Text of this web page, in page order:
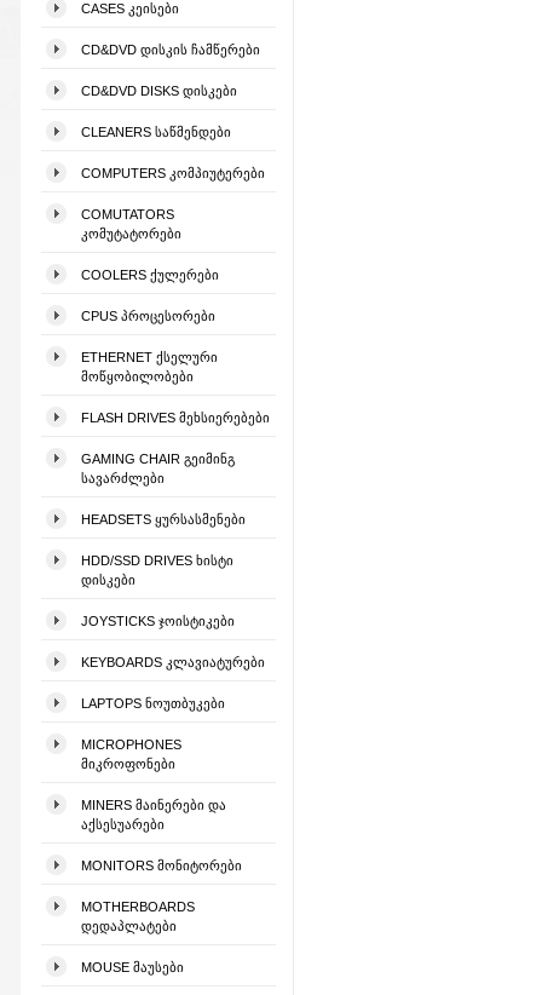
CASES ᲙᲔᲘᲡᲔᲑᲘ
CD&DVD ᲓᲘᲡᲙᲘᲡ ᲩᲐᲛᲬᲔᲠᲔᲑᲘ
CD&DVD DISKS ᲓᲘᲡᲙᲔᲑᲘ
CLEANERS ᲡᲐᲬᲛᲔᲜᲓᲔᲑᲘ
COMPUTERS ᲙᲝᲛᲞᲘᲣᲢᲔᲠᲔᲑᲘ
COMUTATORS
ᲙᲝᲛᲣᲢᲐᲢᲝᲠᲔᲑᲘ
COOLERS ᲥᲣᲚᲔᲠᲔᲑᲘ
CPUS ᲞᲠᲝᲪᲔᲡᲝᲠᲔᲑᲘ
ETHERNET ᲥᲡᲔᲚᲣᲠᲘ
ᲛᲝᲬᲧᲝᲑᲘᲚᲝᲑᲔᲑᲘ
FLASH DRIVES ᲛᲔᲮᲡᲘᲔᲠᲔᲑᲔᲑᲘ
GAMING CHAIR ᲒᲔᲘᲛᲘᲜᲒ
ᲡᲐᲕᲐᲠᲫᲚᲔᲑᲘ
HEADSETS ᲧᲣᲠᲡᲐᲡᲛᲔᲜᲔᲑᲘ
HDD/SSD DRIVES ᲮᲘᲡᲢᲘ
ᲓᲘᲡᲙᲔᲑᲘ
JOYSTICKS ᲯᲝᲘᲡᲢᲘᲙᲔᲑᲘ
KEYBOARDS ᲙᲚᲐᲕᲘᲐᲢᲣᲠᲔᲑᲘ
LAPTOPS ᲜᲝᲣᲗᲑᲣᲙᲔᲑᲘ
MICROPHONES
ᲛᲘᲙᲠᲝᲤᲝᲜᲔᲑᲘ
MINERS ᲛᲐᲘᲜᲔᲠᲔᲑᲘ ᲓᲐ
ᲐᲥᲡᲔᲡᲣᲐᲠᲔᲑᲘ
MONITORS ᲛᲝᲜᲘᲢᲝᲠᲔᲑᲘ
MOTHERBOARDS
ᲓᲔᲓᲐᲞᲚᲐᲢᲔᲑᲘ
MOUSE ᲛᲐᲣᲡᲔᲑᲘ